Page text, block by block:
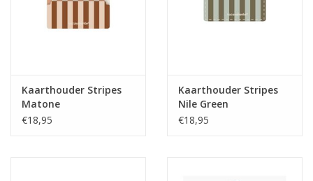
Kaarthouder Stripes
Matone
€18,95
Kaarthouder Stripes
Nile Green
€18,95